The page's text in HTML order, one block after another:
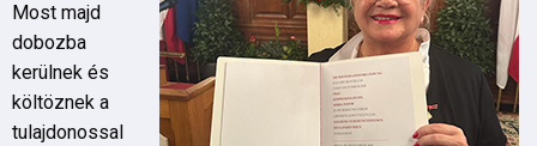
Most majd
dobozba
kerülnek és
költöznek a
tulajdonossal